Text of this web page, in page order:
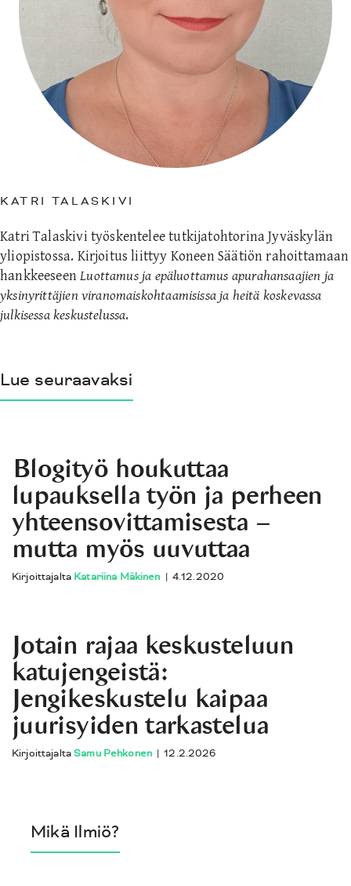
Mikä Ilmiö?
KATRI TALASKIVI
Katri Talaskivi työskentelee tutkijatohtorina Jyväskylän
yliopistossa. Kirjoitus liittyy Koneen Säätiön rahoittamaan
hankkeeseenLuottamus ja epäluottamus apurahansaajien ja
yksinyrittäjien viranomaiskohtaamisissa ja heitä koskevassa
julkisessa keskustelussa.
Lue seuraavaksi
Blogityö houkuttaa
lupauksella työn ja perheen
yhteensovittamisesta –
mutta myös uuvuttaa
Kirjoittajalta Katariina Mäkinen | 4.12.2020
Jotain rajaa keskusteluun
katujengeistä:
Jengikeskustelu kaipaa
juurisyiden tarkastelua
KirjoittajaltaSamu Pehkonen | 12.2.2026